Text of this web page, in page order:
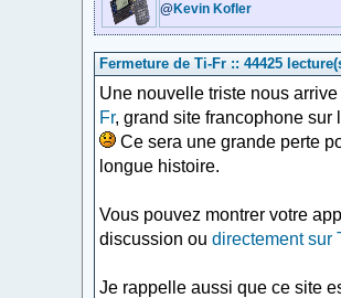
@ Kevin Kofler
Fermeture de Ti-Fr :: 44425
Une nouvelle triste nous
Fr, grand site francophone
Ce sera une grande perte
longue histoire.
Vous pouvez montrer votre
discussion ou directement sur
Je rappelle aussi que ce site